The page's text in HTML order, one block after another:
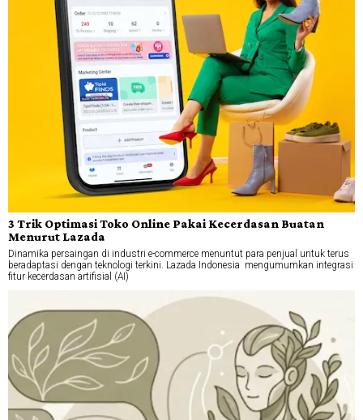
3 Trik Optimasi Toko Online Pakai Kecerdasan Buatan
Menurut Lazada
Dinamika persaingan di industri e-commerce menuntut para penjual untuk terus
beradaptasi dengan teknologi terkini. Lazada Indonesia mengumumkan integrasi
fitur kecerdasan artifisial (AI)